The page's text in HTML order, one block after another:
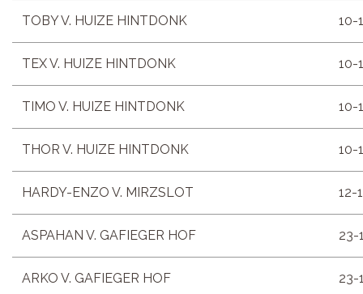
TOBY V. HUIZE HINTDONK 10-
TEX V. HUIZE HINTDONK 10-
TIMO V. HUIZE HINTDONK 10-
THOR V. HUIZE HINTDONK 10-
HARDY-ENZO V. MIRZSLOT 12-
ASPAHAN V. GAFIEGER HOF 23-
ARKO V. GAFIEGER HOF 23-